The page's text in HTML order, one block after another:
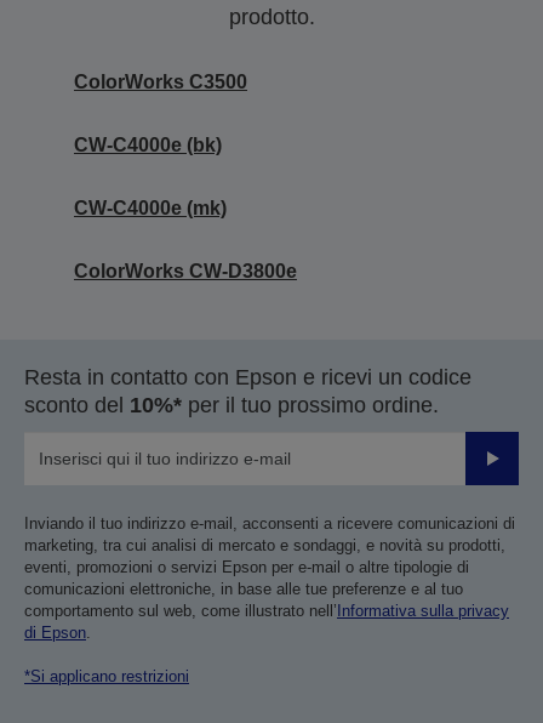
prodotto.
ColorWorks C3500
CW-C4000e (bk)
CW-C4000e (mk)
ColorWorks CW-D3800e
Resta in contatto con Epson e ricevi un codice
sconto del 10%* per il tuo prossimo ordine.
Invia
Inviando il tuo indirizzo e-mail, acconsenti a ricevere comunicazioni di
marketing, tra cui analisi di mercato e sondaggi, e novità su prodotti,
eventi, promozioni o servizi Epson per e-mail o altre tipologie di
comunicazioni elettroniche, in base alle tue preferenze e al tuo
comportamento sul web, come illustrato nell’Informativa sulla privacy
di Epson
*Si applicano restrizioni